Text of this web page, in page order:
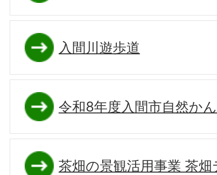
入間川遊歩道
令和8年度入間市自然か
茶畑の景観活用事業 茶